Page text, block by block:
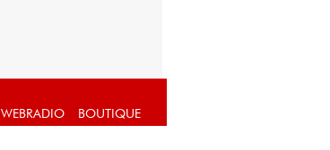
WEBRADIO BOUTIQUE